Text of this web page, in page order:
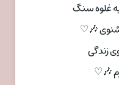
غلوه سنگ
🎶♡
زندگی
🎶♡